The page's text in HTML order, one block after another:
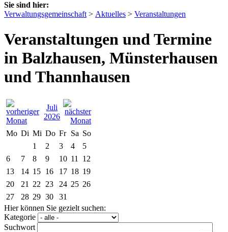
Sie sind hier:
Verwaltungsgemeinschaft > Aktuelles > Veranstaltungen
Veranstaltungen und Termine
in Balzhausen, Münsterhausen
und Thannhausen
Juli
2026
Mo Di Mi Do Fr Sa So
1
2 3 4
5
6
7 8 9 10 11
12
13
14 15 16 17 18 19
20
21 22 23 24 25 26
27
28 29 30
31
Hier können Sie gezielt suchen:
Kategorie
Suchwort